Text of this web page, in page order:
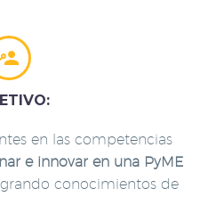


en las competencias
e innovar en una PyME
conocimientos de